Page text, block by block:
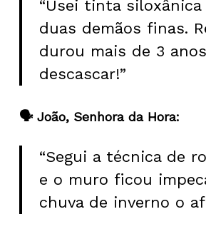
“Usei tinta
duas demãos finas.
durou mais de 3
descascar!”
🗣️ João, Senhora da Hora:
“Segui a técnica de
e o muro ficou
chuva de inverno o